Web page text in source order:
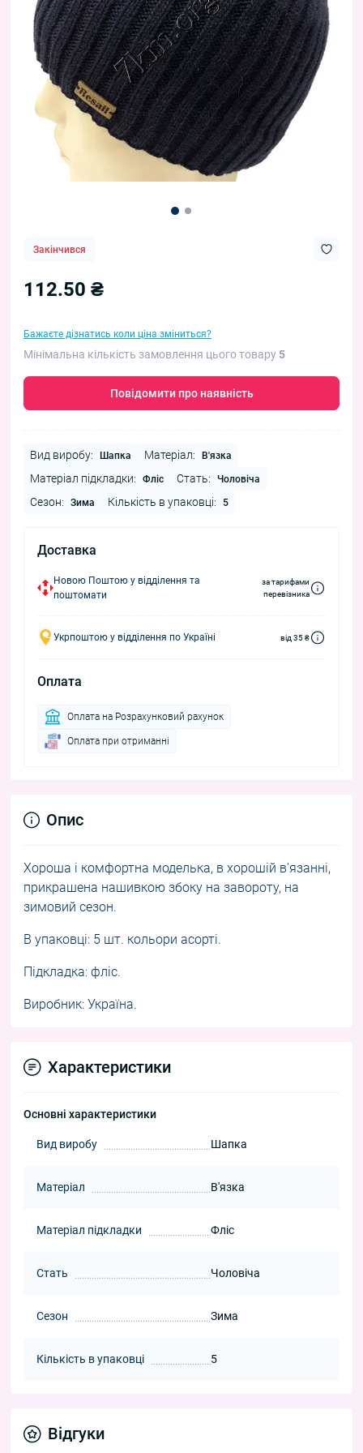
Закінчився
112.50 ₴
Бажаєте дізнатись коли ціна зміниться?
Мінімальна кількість замовлення цього товару 5
Повідомити про наявність
Вид виробу: Шапка Матеріал: В'язка
Матеріал підкладки: Фліс Стать: Чоловіча
Сезон: Зима Кількість в упаковці: 5
Доставка
Новою Поштою у відділення та
поштомати
за тарифами
перевізника
Укрпоштою у відділення по Україні від 35 ₴
Оплата
Оплата на Розрахунковий рахунок
Оплата при отриманні
Опис
Хороша і комфортна моделька, в хорошій в'язанні,
прикрашена нашивкою збоку на завороту, на
зимовий сезон.
В упаковці: 5 шт. кольори асорті.
Підкладка: фліс.
Виробник: Україна.
Характеристики
Основні характеристики
Вид виробу Шапка
Матеріал В'язка
Матеріал підкладки Фліс
Стать Чоловіча
Сезон Зима
Кількість в упаковці 5
Відгуки